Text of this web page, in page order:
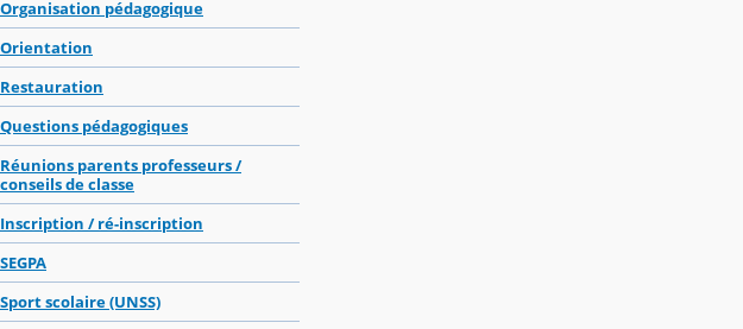
Organisation pédagogique
Orientation
Restauration
Questions pédagogiques
Réunions parents professeurs /
conseils de classe
Inscription / ré-inscription
SEGPA
Sport scolaire (UNSS)